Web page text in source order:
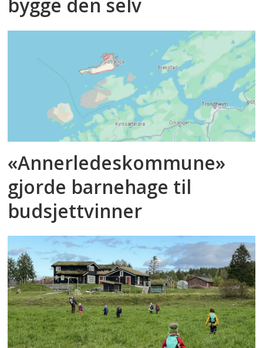
«Annerledeskommune»
gjorde barnehage til
budsjettvinner